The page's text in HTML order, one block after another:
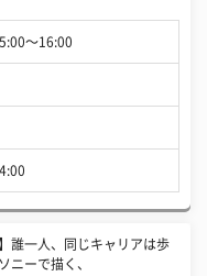
〜16:00
】誰一人、同じキャリアは歩
ニーで描く、